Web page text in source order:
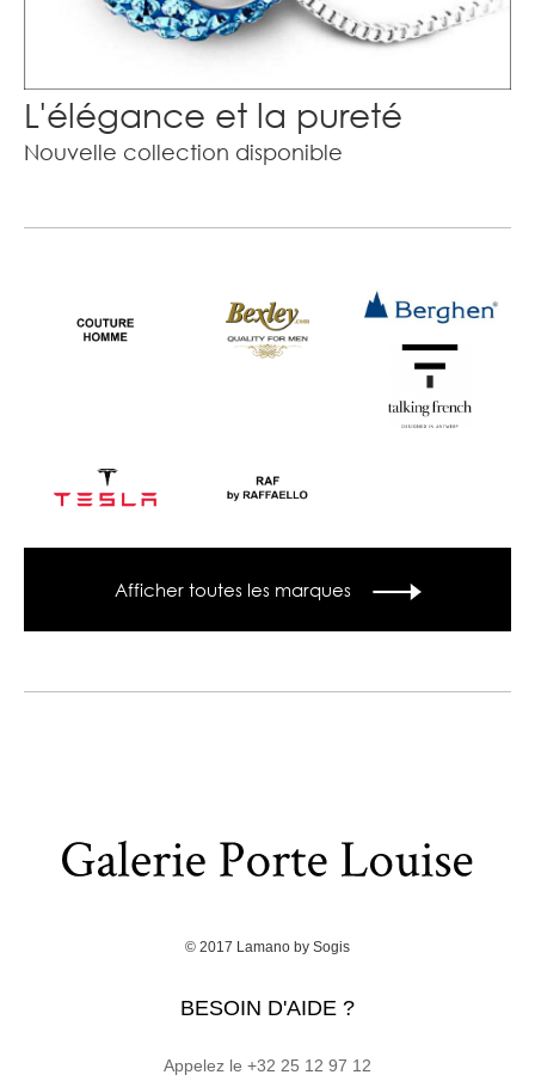
L'élégance et la pureté
Nouvelle collection disponible
Afficher toutes les marques
© 2017 Lamano by Sogis
BESOIN D'AIDE ?
Appelez le +32 25 12 97 12